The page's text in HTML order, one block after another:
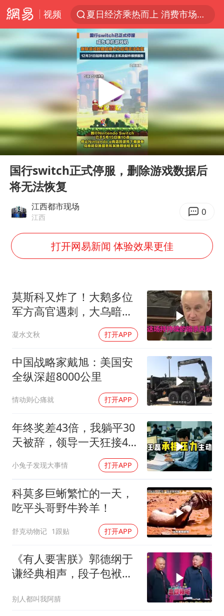
视频
夏日经济乘热而上 消费市场向新而行
白海豚对华东华北影响会大于巴威
王传君 《披荆斩棘》
BLG经理辟谣Bin离队
独闯南太行的失联女生最后轨迹已确认
于东来回应胖东来近25年老店年底关闭
哈马斯称坚持加沙停火协议路线图
香港刷新1884年以来最高气温纪录
国足U17与阿森纳决赛取消 并列冠军
暑期研学游升温 在旅途中增长知识
曹颖儿子首次演长剧
“开学三件套”全线暴涨
总书记点赞的非遗苗绣焕发新生机
Play
00:00 00:09
国行switch正式停服，删除游戏数据后
将无法恢复
江西都市现场
江西 0
打开网易新闻 体验效果更佳
莫斯科又炸了！大鹅多位
军方高官遇刺，大乌暗杀
凝水文秋 打开APP
中国战略家戴旭：美国安
全纵深超8000公里
情动则心痛就 打开APP
年终奖差43倍，我躺平30
天被辞，领导一天狂接47
小兔子发现大事情 打开APP
科莫多巨蜥繁忙的一天，
吃平头哥野牛羚羊！
舒克动物记 1跟贴 打开APP
《有人要害朕》郭德纲于
谦经典相声，段子包袱满
别人都叫我阿腈